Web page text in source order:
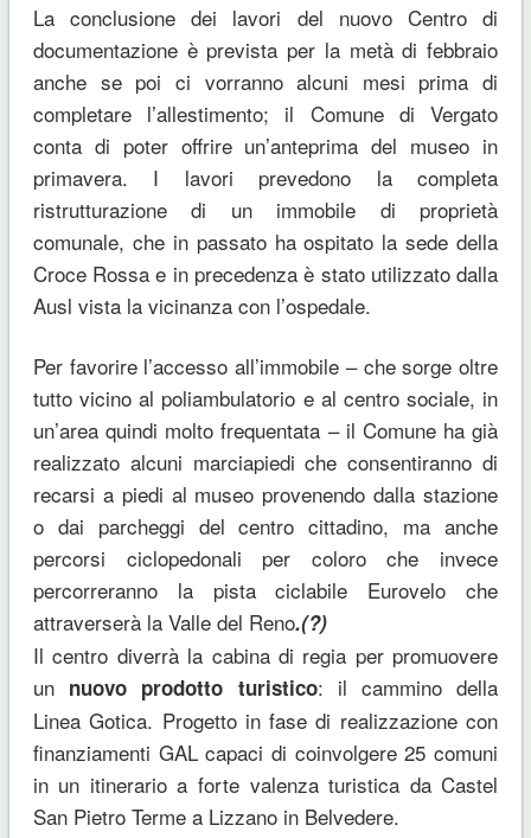
La conclusione dei lavori del nuovo Centro di
documentazione è prevista per la metà di febbraio
anche se poi ci vorranno alcuni mesi prima di
completare l’allestimento; il Comune di Vergato
conta di poter offrire un’anteprima del museo in
primavera. I lavori prevedono la completa
ristrutturazione di un immobile di proprietà
comunale, che in passato ha ospitato la sede della
Croce Rossa e in precedenza è stato utilizzato dalla
Ausl vista la vicinanza con l’ospedale.
Per favorire l’accesso all’immobile – che sorge oltre
tutto vicino al poliambulatorio e al centro sociale, in
un’area quindi molto frequentata – il Comune ha già
realizzato alcuni marciapiedi che consentiranno di
recarsi a piedi al museo provenendo dalla stazione
o dai parcheggi del centro cittadino, ma anche
percorsi ciclopedonali per coloro che invece
percorreranno la pista ciclabile Eurovelo che
attraverserà la Valle del Reno.(?)
Il centro diverrà la cabina di regia per promuovere
un nuovo prodotto turistico: il cammino della
Linea Gotica. Progetto in fase di realizzazione con
finanziamenti GAL capaci di coinvolgere 25 comuni
in un itinerario a forte valenza turistica da Castel
San Pietro Terme a Lizzano in Belvedere.